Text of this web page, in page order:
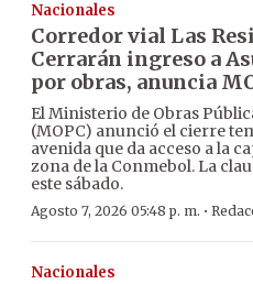
Nacionales
Corredor vial Las
Cerrarán ingreso a
por obras, anuncia
El Ministerio de Obras
(MOPC) anunció el cierre
avenida que da acceso a la
zona de la Conmebol. La
este sábado.
Agosto 7, 2026 05:48 p. m. ·
Nacionales